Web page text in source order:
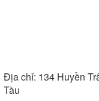
Địa chỉ: 134 Huyền
Tàu